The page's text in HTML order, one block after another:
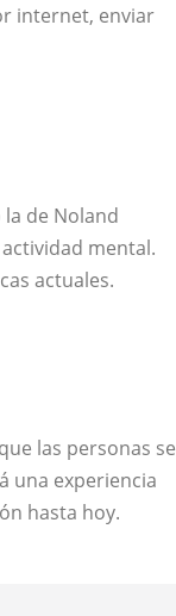
internet, enviar
de Noland
mental.
actuales.
las personas se
una experiencia
hasta hoy.